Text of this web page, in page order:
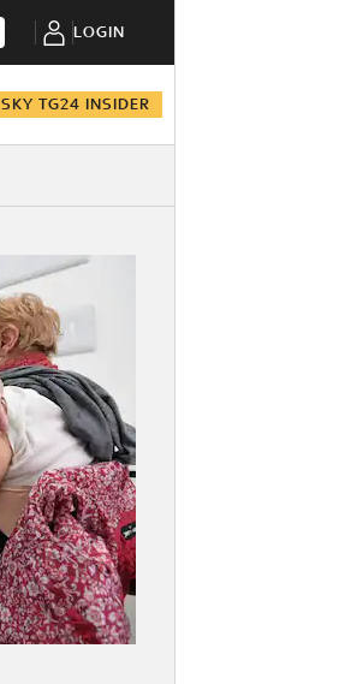
LOGIN
SKY TG24 INSIDER